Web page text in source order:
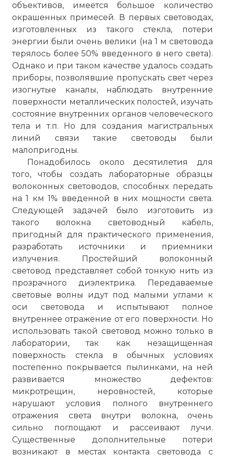
объективов, имеется большое количество
окрашенных примесей. В первых световодах,
изготовленных из такого стекла, потери
энергии были очень велики (на 1 м световода
терялось более 50% введенного в него света).
Однако и при таком качестве удалось создать
приборы, позволявшие пропускать свет через
изогнутые каналы, наблюдать внутренние
поверхности металлических полостей, изучать
состояние внутренних органов человеческого
тела и т.п. Но для создания магистральных
линий связи такие световоды были
малопригодны.
Понадобилось около десятилетия для
того, чтобы создать лабораторные образцы
волоконных световодов, способных передать
на 1 км 1% введенной в них мощности света.
Следующей задачей было изготовить из
такого волокна световодный кабель,
пригодный для практического применения,
разработать источники и приемники
излучения. Простейший волоконный
световод представляет собой тонкую нить из
прозрачного диэлектрика. Передаваемые
световые волны идут под малыми углами к
оси световода и испытывают полное
внутреннее отражение от его поверхности. Но
использовать такой световод можно только в
лаборатории, так как незащищенная
поверхность стекла в обычных условиях
постепенно покрывается пылинками, на ней
развивается множество дефектов:
микротрещин, неровностей, которые
нарушают условия полного внутреннего
отражения света внутри волокна, очень
сильно поглощают и рассеивают лучи.
Существенные дополнительные потери
возникают в местах контакта световода с